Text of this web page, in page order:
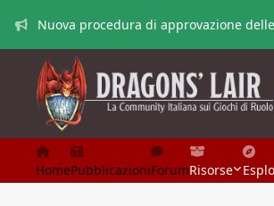
Nuova procedura di approvazione
HomePubblicazioniForumRisorse